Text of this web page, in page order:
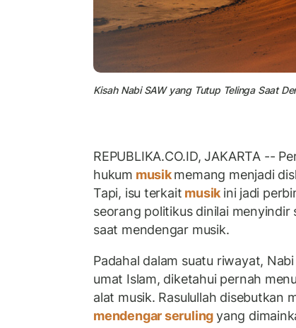
Kisah Nabi SAW yang Tutup Telinga Saat
REPUBLIKA.CO.ID, JAKARTA --
hukum musikmemang menjadi
Tapi, isu terkait musik ini jadi
seorang politikus dinilai menyindir
saat mendengar musik.
Padahal dalam suatu riwayat,
umat Islam, diketahui pernah
alat musik. Rasulullah disebutkan
mendengar serulingyang